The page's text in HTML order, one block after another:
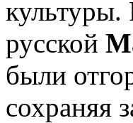
культуры.
русской
были
сохраняя